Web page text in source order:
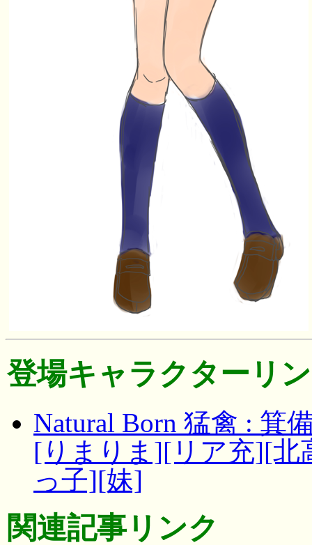
登場キャラクターリ
Natural Born 猛禽 : 箕
[りまりま][リア充][北
っ子][妹]
関連記事リンク